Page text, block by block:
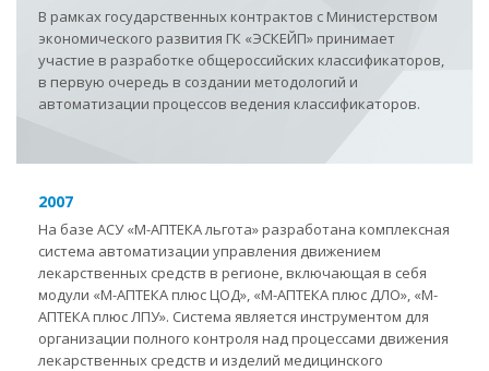
В рамках государственных контрактов с Министерством
экономического развития ГК «ЭСКЕЙП» принимает
участие в разработке общероссийских классификаторов,
в первую очередь в создании методологий и
автоматизации процессов ведения классификаторов.
2007
На базе АСУ «М-АПТЕКА льгота» разработана комплексная
система автоматизации управления движением
лекарственных средств в регионе, включающая в себя
модули «М-АПТЕКА плюс ЦОД», «М-АПТЕКА плюс ДЛО», «М-
АПТЕКА плюс ЛПУ». Система является инструментом для
организации полного контроля над процессами движения
лекарственных средств и изделий медицинского